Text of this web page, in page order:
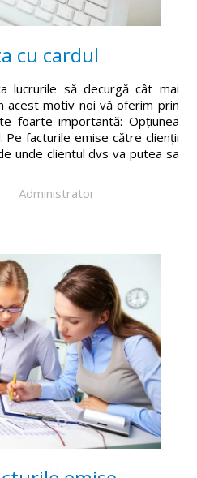
cu cardul
lucrurile să decurgă cât mai
acest motiv noi vă oferim prin
foarte importantă: Opțiunea
Pe facturile emise către clienții
unde clientul dvs va putea sa
Administrator